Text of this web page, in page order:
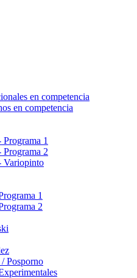
en competencia
en competencia
1
Programa 2
Variopinto
1
2
Posporno